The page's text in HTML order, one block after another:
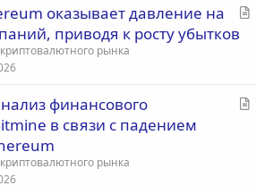
С
я
оказывает давление на
приводя к росту убытков
рынка
С
финансового
в связи с падением
рынка